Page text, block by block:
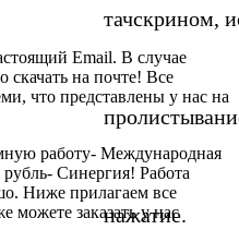
тачскрином,
нажатие.
Email. В случае
скачать на почте! Все
что представлены у нас на
работу- Международная
Синергия! Работа
Ниже прилагаем все
можете заказать у нас